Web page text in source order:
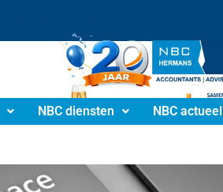
NBC diensten NBC actueel